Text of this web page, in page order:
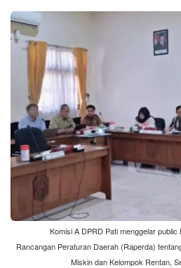
Komisi A DPRD Pati menggelar
Rancangan Peraturan Daerah (Raperda)
Miskin dan Kelompok Rentan,